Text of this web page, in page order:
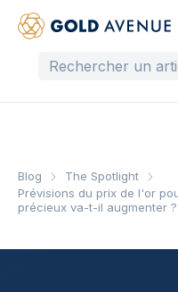
Blog
The Spotlight
Prévisions du prix de l'or
précieux va-t-il augmenter ?